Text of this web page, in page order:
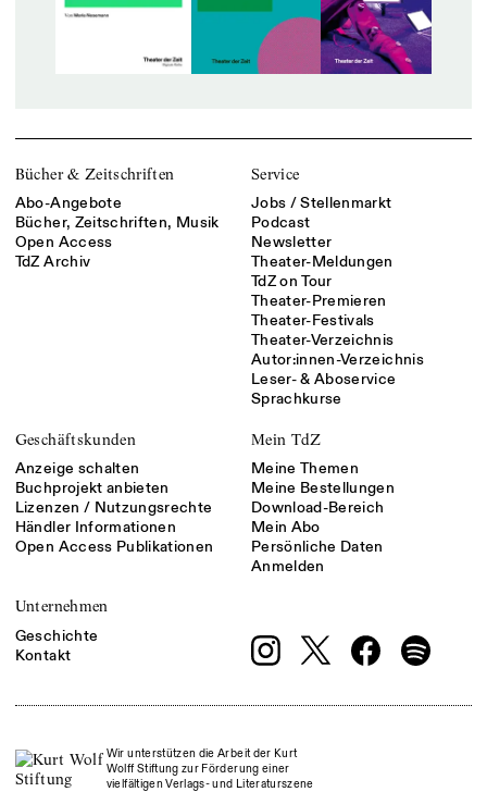
Bücher & Zeitschriften
Abo-Angebote
Bücher, Zeitschriften, Musik
Open Access
TdZ Archiv
Service
Jobs / Stellenmarkt
Podcast
Newsletter
Theater-Meldungen
TdZ on Tour
Theater-Premieren
Theater-Festivals
Theater-Verzeichnis
Autor:innen-Verzeichnis
Leser- & Aboservice
Sprachkurse
Geschäftskunden
Anzeige schalten
Buchprojekt anbieten
Lizenzen / Nutzungsrechte
Händler Informationen
Open Access Publikationen
Mein TdZ
Meine Themen
Meine Bestellungen
Download-Bereich
Mein Abo
Persönliche Daten
Anmelden
Unternehmen
Geschichte
Kontakt
Wir unterstützen die Arbeit der Kurt
Wolff Stiftung zur Förderung einer
vielfältigen Verlags- und Literaturszene